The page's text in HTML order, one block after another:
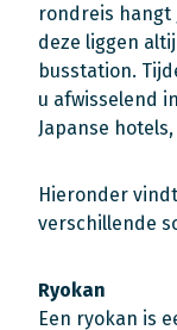
rondreis hangt
deze liggen
busstation.
u afwisselend
Japanse
Hieronder
verschillende
Ryokan
Een ryokan is